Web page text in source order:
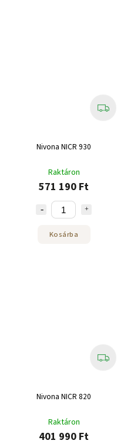
Nivona NICR 930
Raktáron
571 190 Ft
Kosárba
Nivona NICR 820
Raktáron
401 990 Ft